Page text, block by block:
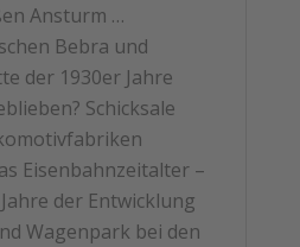
Ansturm …
Bebra und
der 1930er Jahre
Schicksale
Eisenbahnzeitalter –
der Entwicklung
Wagenpark bei den